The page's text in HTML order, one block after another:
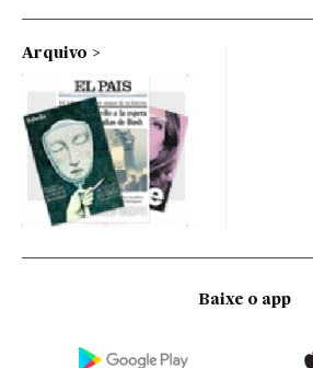
Arquivo
Baixe o app